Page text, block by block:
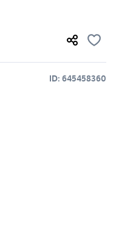
ID: 645458360